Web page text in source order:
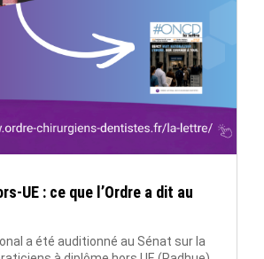
UE : ce que l’Ordre a dit au
a été auditionné au Sénat sur la